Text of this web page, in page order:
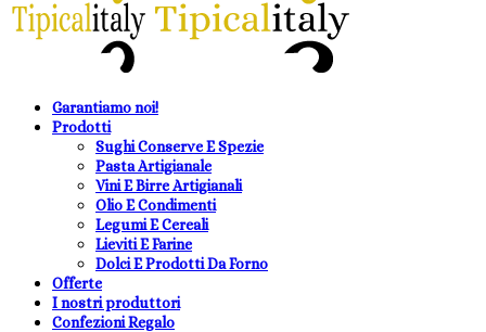
Garantiamo noi!
Prodotti
Sughi Conserve E Spezie
Pasta Artigianale
Vini E Birre Artigianali
Olio E Condimenti
Legumi E Cereali
Lieviti E Farine
Dolci E Prodotti Da Forno
Offerte
I nostri produttori
Confezioni Regalo